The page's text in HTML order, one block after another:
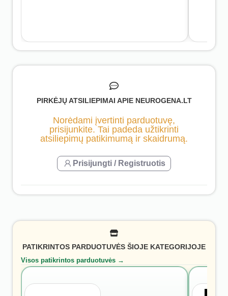
PIRKĖJŲ ATSILIEPIMAI APIE NEUROGENA.LT
Norėdami įvertinti parduotuvę,
prisijunkite. Tai padeda užtikrinti
atsiliepimų patikimumą ir skaidrumą.
Prisijungti / Registruotis
PATIKRINTOS PARDUOTUVĖS ŠIOJE KATEGORIJOJE
Visos patikrintos parduotuvės →